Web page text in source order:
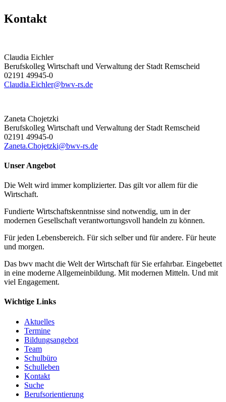
Kontakt
Claudia Eichler
Berufskolleg Wirtschaft und Verwaltung der Stadt Remscheid
02191 49945-0
Claudia.Eichler@bwv-rs.de
Zaneta Chojetzki
Berufskolleg Wirtschaft und Verwaltung der Stadt Remscheid
02191 49945-0
Zaneta.Chojetzki@bwv-rs.de
Unser Angebot
Die Welt wird immer komplizierter. Das gilt vor allem für die
Wirtschaft.
Fundierte Wirtschaftskenntnisse sind notwendig, um in der
modernen Gesellschaft verantwortungsvoll handeln zu können.
Für jeden Lebensbereich. Für sich selber und für andere. Für heute
und morgen.
Das bwv macht die Welt der Wirtschaft für Sie erfahrbar. Eingebettet
in eine moderne Allgemeinbildung. Mit modernen Mitteln. Und mit
viel Engagement.
Wichtige Links
Aktuelles
Termine
Bildungsangebot
Team
Schulbüro
Schulleben
Kontakt
Suche
Berufsorientierung